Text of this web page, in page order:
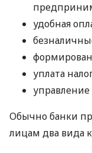
удобная
уплата
Обычно банки
лицам два вида